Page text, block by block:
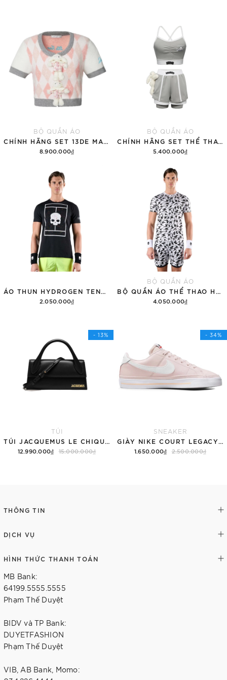
BỘ QUẦN ÁO
8.900.000₫
Thêm vào giỏ hàng
BỘ QUẦN ÁO
5.400.000₫
Thêm vào giỏ hàng
2.050.000₫
BỘ QUẦN ÁO
4.050.000₫
- 13%
TÚI
12.990.000₫ 15.000.000₫
- 34%
SNEAKER
1.650.000₫ 2.500.000₫
THÔNG TIN
DỊCH VỤ
HÌNH THỨC THANH TOÁN
MB Bank:
64199.5555.5555
Phạm Thế Duyệt
BIDV và TP Bank:
DUYETFASHION
Phạm Thế Duyệt
VIB, AB Bank, Momo: